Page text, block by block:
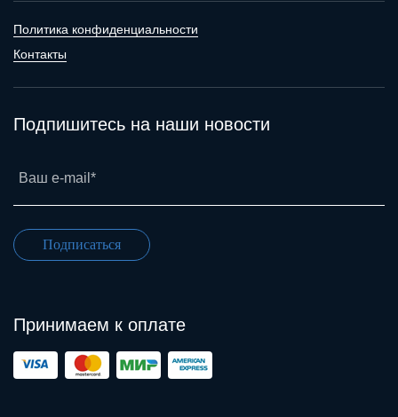
Политика конфиденциальности
Контакты
Подпишитесь на наши новости
Ваш e-mail*
Подписаться
Принимаем к оплате